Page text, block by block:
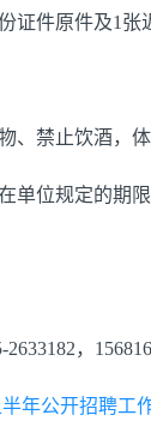
证件原件及1张
、禁止饮酒，
单位规定的期
，
年公开招聘